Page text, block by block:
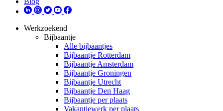
Werkzoekend
Bijbaantje
Alle bijbaantjes
Bijbaantje Rotterdam
Bijbaantje Amsterdam
Bijbaantje Groningen
Bijbaantje Utrecht
Bijbaantje Den Haag
Bijbaantje per plaats
Vakantiewerk per plaats